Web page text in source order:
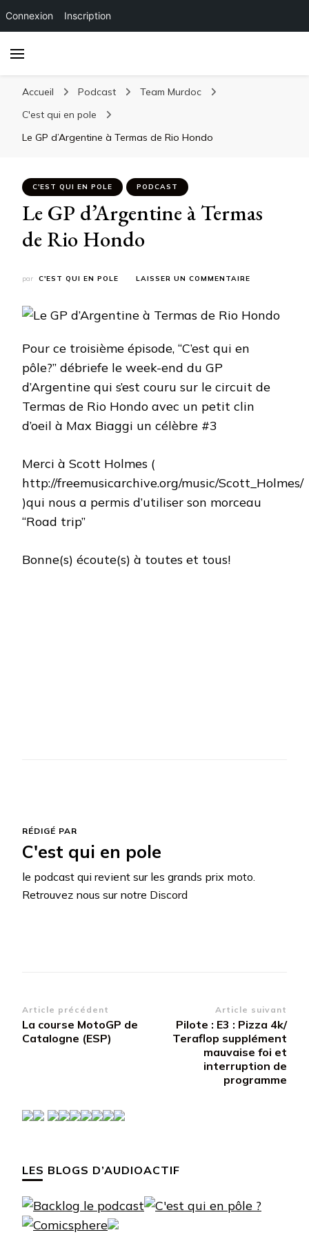
Connexion Inscription
Accueil Podcast
Team Murdoc
C'est qui en pole
Le GP d’Argentine à Termas de Rio Hondo
C'EST QUI EN POLE PODCAST
Le GP d’Argentine à Termas
de Rio Hondo
par C'EST QUI EN POLE LAISSER UN COMMENTAIRE
D’ARGENTINE
Pour ce troisième épisode, “C’est qui en
pôle?” débriefe le week-end du GP
d’Argentine qui s’est couru sur le circuit de
Termas de Rio Hondo avec un petit clin
d’oeil à Max Biaggi un célèbre #3
Merci à Scott Holmes (
http://freemusicarchive.org/music/Scott_Holmes/
)qui nous a permis d’utiliser son morceau
“Road trip”
Bonne(s) écoute(s) à toutes et tous!
RÉDIGÉ PAR
C'est qui en pole
le podcast qui revient sur les grands prix moto.
Retrouvez nous sur notre Discord
Navigation
d’article
Article précédent
La course MotoGP de
Catalogne (ESP)
Article suivant
Pilote : E3 : Pizza 4k/
Teraflop supplément
mauvaise foi et
interruption de
programme
LES BLOGS D’AUDIOACTIF